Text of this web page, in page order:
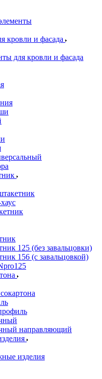
кровли и фасада
для кровли и фасада
125 (без завальцовки)
156 (с завальцовкой)
направляющий
изделия